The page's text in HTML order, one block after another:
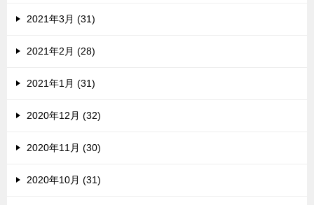
2021年3月 (31)
2021年2月 (28)
2021年1月 (31)
2020年12月 (32)
2020年11月 (30)
2020年10月 (31)